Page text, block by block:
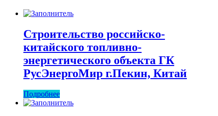
Строительство российско-
китайского топливно-
энергетического объекта ГК
РусЭнергоМир г.Пекин, Китай
Подробнее